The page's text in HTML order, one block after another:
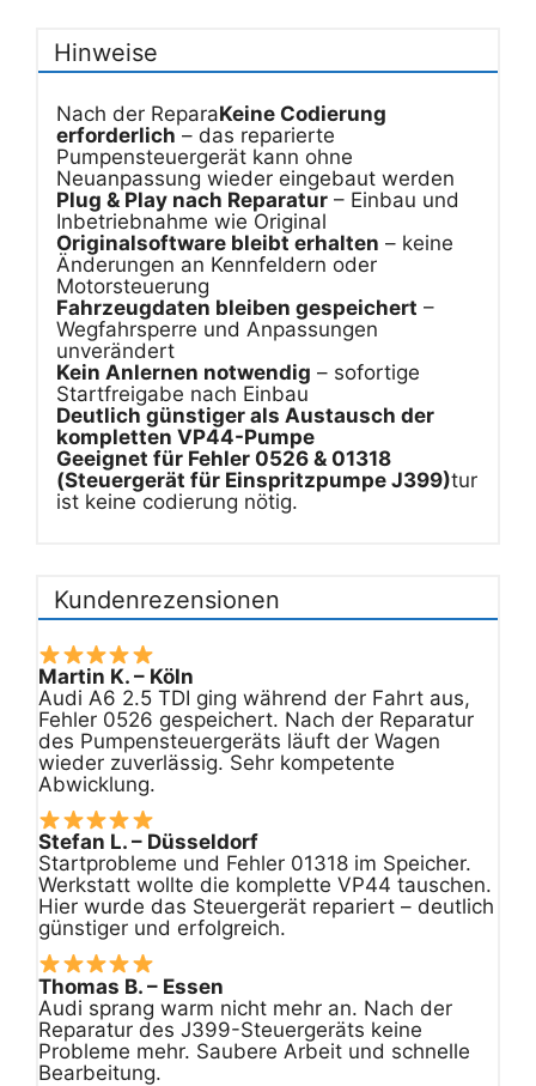
Hinweise
Nach der ReparaKeine Codierung
erforderlich – das reparierte
Pumpensteuergerät kann ohne
Neuanpassung wieder eingebaut werden
Plug & Play nach Reparatur – Einbau und
Inbetriebnahme wie Original
Originalsoftware bleibt erhalten – keine
Änderungen an Kennfeldern oder
Motorsteuerung
Fahrzeugdaten bleiben gespeichert –
Wegfahrsperre und Anpassungen
unverändert
Kein Anlernen notwendig – sofortige
Startfreigabe nach Einbau
Deutlich günstiger als Austausch der
kompletten VP44-Pumpe
Geeignet für Fehler 0526 & 01318
(Steuergerät für Einspritzpumpe J399)tur
ist keine codierung nötig.
Kundenrezensionen
Martin K. – Köln
Audi A6 2.5 TDI ging während der Fahrt aus,
Fehler 0526 gespeichert. Nach der Reparatur
des Pumpensteuergeräts läuft der Wagen
wieder zuverlässig. Sehr kompetente
Abwicklung.
Stefan L. – Düsseldorf
Startprobleme und Fehler 01318 im Speicher.
Werkstatt wollte die komplette VP44 tauschen.
Hier wurde das Steuergerät repariert – deutlich
günstiger und erfolgreich.
Thomas B. – Essen
Audi sprang warm nicht mehr an. Nach der
Reparatur des J399-Steuergeräts keine
Probleme mehr. Saubere Arbeit und schnelle
Bearbeitung.